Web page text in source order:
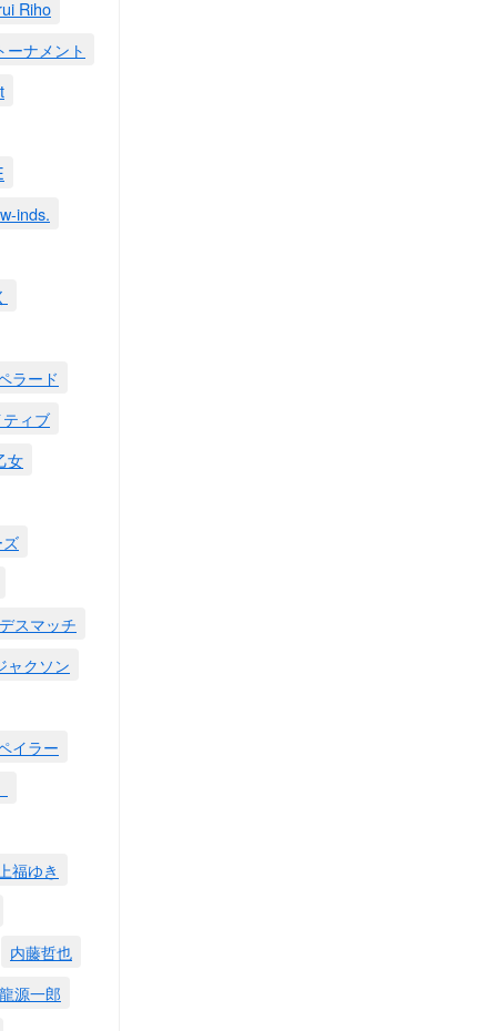
Riho
ーナメント
w-inds.
ラード
ィブ
女
デスマッチ
ャクソン
イラー
上福ゆき
内藤哲也
源一郎